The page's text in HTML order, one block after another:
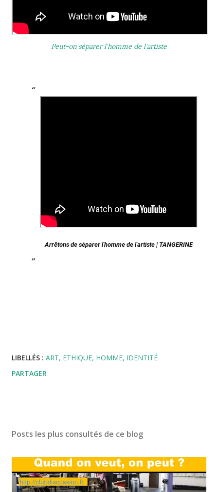
Peut-on séparer l'homme de l'artiste
Arrêtons de séparer l'homme de l'artiste | TANGERINE
LIBELLÉS : ART ETHIQUE HOMME IDENTITÉ
PARTAGER
Posts les plus consultés de ce blog